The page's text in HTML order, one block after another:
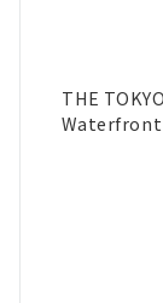
THE
Waterfront